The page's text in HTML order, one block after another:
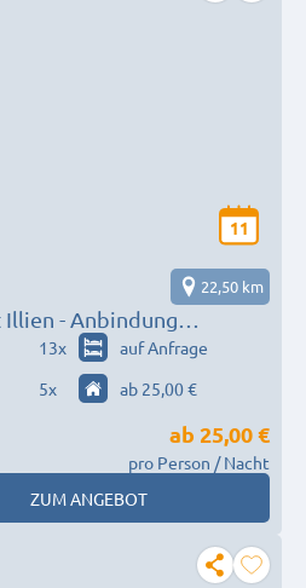
11
- Anbindung
22,50 km
13x
auf Anfrage
5x ab 25,00 €
ab 25,00 €
pro Person / Nacht
ZUM ANGEBOT